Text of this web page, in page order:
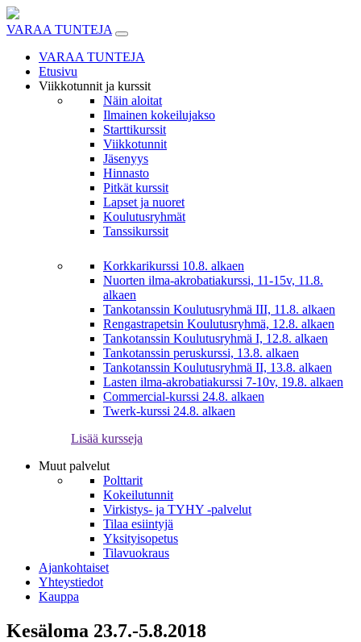
Skip
to
VARAA TUNTEJA
VARAA TUNTEJA
Etusivu
Viikkotunnit ja kurssit
Näin aloitat
Ilmainen kokeilujakso
Starttikurssit
Viikkotunnit
Jäsenyys
Hinnasto
Pitkät kurssit
Lapset ja nuoret
Koulutusryhmät
Tanssikurssit
Korkkarikurssi 10.8. alkaen
Nuorten ilma-akrobatiakurssi, 11-15v, 11.8.
alkaen
Tankotanssin Koulutusryhmä III, 11.8. alkaen
Rengastrapetsin Koulutusryhmä, 12.8. alkaen
Tankotanssin Koulutusryhmä I, 12.8. alkaen
Tankotanssin peruskurssi, 13.8. alkaen
Tankotanssin Koulutusryhmä II, 13.8. alkaen
Lasten ilma-akrobatiakurssi 7-10v, 19.8. alkaen
Commercial-kurssi 24.8. alkaen
Twerk-kurssi 24.8. alkaen
Lisää kursseja
Muut palvelut
Polttarit
Kokeilutunnit
Virkistys- ja TYHY -palvelut
Tilaa esiintyjä
Yksityisopetus
Tilavuokraus
Ajankohtaiset
Yhteystiedot
Kauppa
Kesäloma 23.7.-5.8.2018